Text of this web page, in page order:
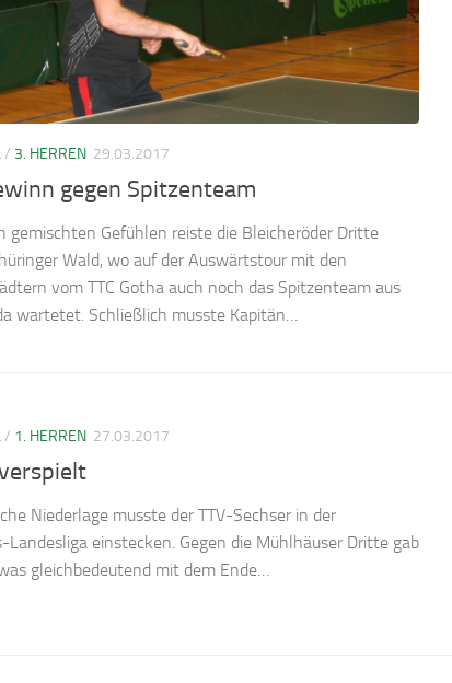
/ 3. HERREN 29.03.2017
gegen Spitzenteam
gemischten Gefühlen reiste die Bleicheröder Dritte
Wald, wo auf der Auswärtstour mit den
vom TTC Gotha auch noch das Spitzenteam aus
wartetet. Schließlich musste Kapitän…
/ 1. HERREN 27.03.2017
Niederlage musste der TTV-Sechser in der
Landesliga einstecken. Gegen die Mühlhäuser Dritte gab
gleichbedeutend mit dem Ende…